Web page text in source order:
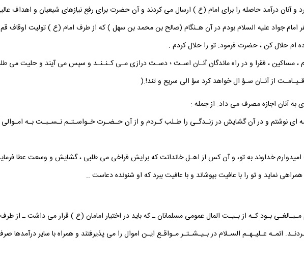
آنان درآمد حاصله را براى امام (ع ) ارسال مى كردند و آن حضرت براى رفع نيازهاى شيعيان و اهداف
جواد عليه السلام بودم در آن هـنگام (صالح بن محمد بن سهل ) كه از طرف امام (ع ) توليت اوقاف
ام حلال كن ، حضرت فرمود: تو را حلال كردم .
مساكين ، فقرا و در راه ماندگان آنـان اسـت ؛ دسـت درازى مـى كـنـنـد و سپس مى آيند و حليت مى
از آنـان سـؤ ال خواهد كرد سؤ الى سريع و تند!.(
به آنان اجازه مصرف مى داد. از جمله :
اى نوشتم و در آن گشايش در زنـدگـى را طـلب كـردم و از آن حـضـرت خـواسـتـم نـسـبـت بـه
؛ اميدوارم خداوند به تو، و آن كس از اهـل خاندانت كه برايش فراخى مى طلبى ، گشايش و وسعت عطا
نمايد و تو را با عافيت بپوشاند و با عافيت ببرد كه او شنونده دعاست ..
بـود كـه از بـيـت المال عمومى مسلمانان ـ كه بايد در اختيار امامان (ع ) قرار مى داشت ـ از طرف
ائمـه عـليـهـم السـلام در بـيـشـتـر مـواقـع ايـن اموال را مى پذيرفتند و همراه با ساير درآمدها